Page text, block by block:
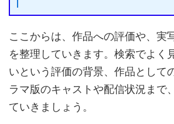
ここからは、作品への評価や、実
を整理していきます。検索でよく
いという評価の背景、作品として
ラマ版のキャストや配信状況まで
ていきましょう。